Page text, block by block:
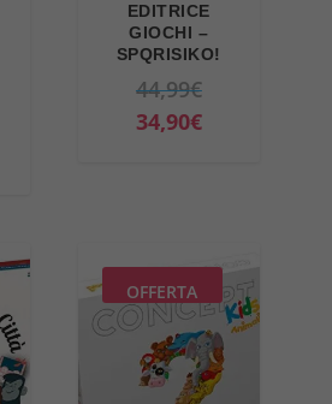
EDITRICE
GIOCHI –
SPQRISIKO!
44,99€I
l
o
o
r
34,90€I
z
o
a
OFFERTA